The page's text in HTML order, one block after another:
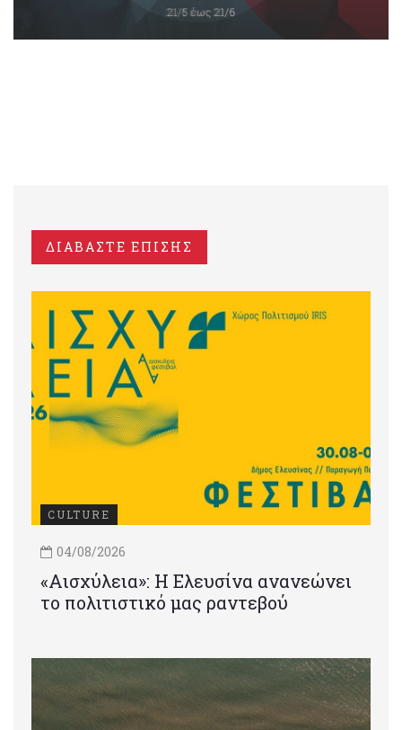
ΔΙΑΒΑΣΤΕ ΕΠΙΣΗΣ
CULTURE
04/08/2026
«Αισχύλεια»: Η Ελευσίνα ανανεώνει
το πολιτιστικό μας ραντεβού